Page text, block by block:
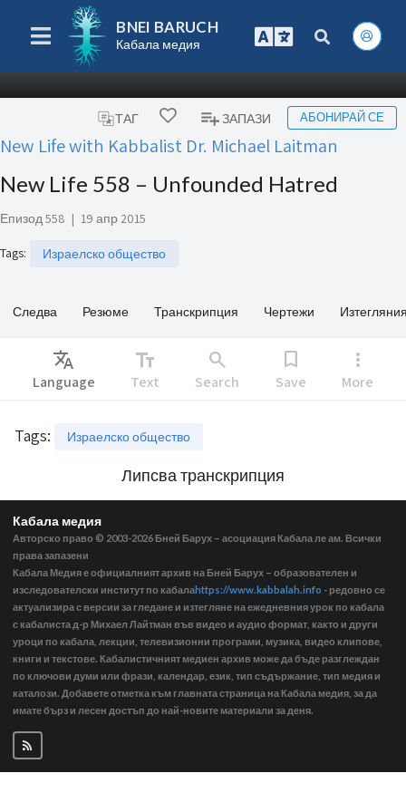
BNEI BARUCH
Кабала медия
ТАГ ЗАПАЗИ АБОНИРАЙ СЕ
New Life with Kabbalist Dr. Michael Laitman
New Life 558 – Unfounded Hatred
Епизод 558 | 19 апр 2015
Tags: Израелско общество
Следва Резюме Транскрипция Чертежи
Translate
Language
text_fields
Text
search
Search
bookmark
Save
more_vert
More
Tags: Израелско общество
Липсва транскрипция
Кабала медия
Авторско право © 2003-2026 Бней Барух – асоциация Кабала ле ам. Всички
права запазени
Кабала Медия е официалният архив на Бней Барух – образователен и
изследователски институт по кабалаhttps://www.kabbalah.info - редовно се
актуализира с версии за гледане и изтегляне на ежедневния урок по кабала
с кабалиста д-р Михаел Лайтман във видео и аудио формат, както и други
уроци по кабала, лекции, телевизионни програми, музика, видео клипове,
книги и текстове. Кабалистичният медиен архив може да бъде разглеждан
по ключови думи или фрази, календар, език, тип съдържание, тип медия и
каталози. Добавете отметка към главната страница на Кабала медия, за да
имате бърз и лесен достъп до най-новите материали за деня.